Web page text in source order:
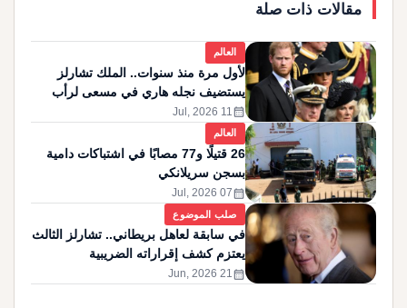
مقالات ذات صلة
العالم
لأول مرة منذ سنوات.. الملك تشارلز
يستضيف نجله هاري في مسعى لرأب
الصدع
calendar_month
11 Jul, 2026
العالم
26 قتيلًا و77 مصابًا في اشتباكات دامية
بسجن سريلانكي
calendar_month
07 Jul, 2026
صلب الموضوع
في سابقة لعاهل بريطاني.. تشارلز الثالث
يعتزم كشف إقراراته الضريبية
calendar_month
21 Jun, 2026